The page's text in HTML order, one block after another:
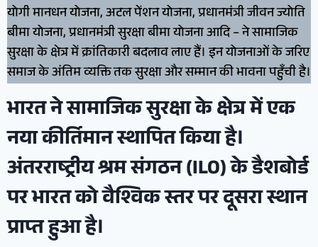
योगी मानधन योजना, अटल पेंशन योजना, प्रधानमंत्री जीवन ज्योति
बीमा योजना, प्रधानमंत्री सुरक्षा बीमा योजना आदि – ने सामाजिक
सुरक्षा के क्षेत्र में क्रांतिकारी बदलाव लाए हैं। इन योजनाओं के जरिए
समाज के अंतिम व्यक्ति तक सुरक्षा और सम्मान की भावना पहुँची है।
भारत ने सामाजिक सुरक्षा के क्षेत्र में एक
नया कीर्तिमान स्थापित किया है।
अंतरराष्ट्रीय श्रम संगठन (ILO) के डैशबोर्ड
पर भारत को वैश्विक स्तर पर दूसरा स्थान
प्राप्त हुआ है।